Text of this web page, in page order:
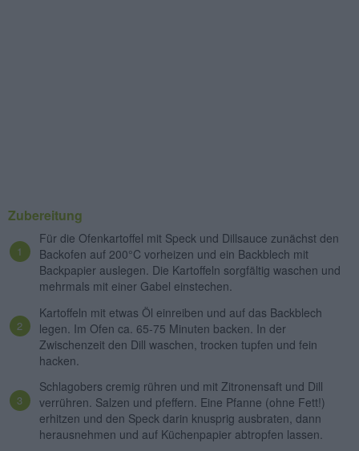
Zubereitung
Für die Ofenkartoffel mit Speck und Dillsauce zunächst den
Backofen auf 200°C vorheizen und ein Backblech mit
Backpapier auslegen. Die Kartoffeln sorgfältig waschen und
mehrmals mit einer Gabel einstechen.
Kartoffeln mit etwas Öl einreiben und auf das Backblech
legen. Im Ofen ca. 65-75 Minuten backen. In der
Zwischenzeit den Dill waschen, trocken tupfen und fein
hacken.
Schlagobers cremig rühren und mit Zitronensaft und Dill
verrühren. Salzen und pfeffern. Eine Pfanne (ohne Fett!)
erhitzen und den Speck darin knusprig ausbraten, dann
herausnehmen und auf Küchenpapier abtropfen lassen.